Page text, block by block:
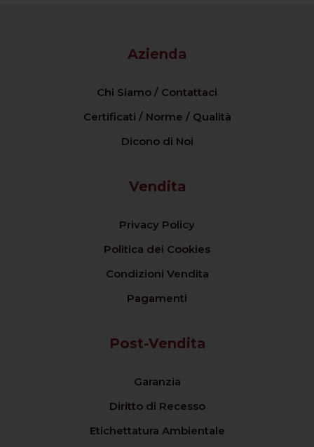
Azienda
Chi Siamo / Contattaci
Certificati / Norme / Qualità
Dicono di Noi
Vendita
Privacy Policy
Politica dei Cookies
Condizioni Vendita
Pagamenti
Post-Vendita
Garanzia
Diritto di Recesso
Etichettatura Ambientale